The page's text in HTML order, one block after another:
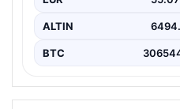
ALTIN
BTC